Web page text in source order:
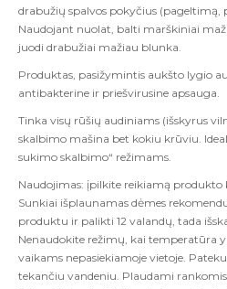
drabužių spalvos pokyčius
Naudojant nuolat, balti marškiniai
juodi drabužiai mažiau blunka.
Produktas, pasižymintis aukšto lygio
antibakterine ir priešvirusine apsauga.
Tinka visų rūšių audiniams (išskyrus
skalbimo mašina bet kokiu krūviu.
sukimo skalbimo“ režimams.
Naudojimas: įpilkite reikiamą produkto
Sunkiai išplaunamas dėmes
produktu ir palikti 12 valandų, tada
Nenaudokite režimų, kai temperatūra
vaikams nepasiekiamoje vietoje.
tekančiu vandeniu. Plaudami